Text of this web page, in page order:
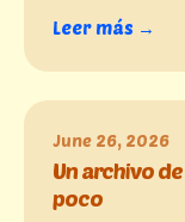
Leer más →
June 26, 2026
Un archivo
poco